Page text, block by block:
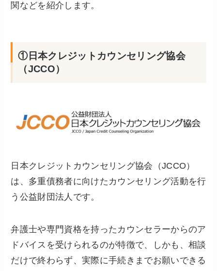
関などを紹介します。
①日本クレジットカウンセリング協会
（JCCO）
日本クレジットカウンセリング協会（JCCO）
は、多重債務者に向けたカウンセリング活動を行
う公益財団法人です。
弁護士や専門資格を持ったカウンセラーからのア
ドバイスを受けられるのが特徴で、しかも、相談
だけで終わらず、実際に手続きまでお願いできる